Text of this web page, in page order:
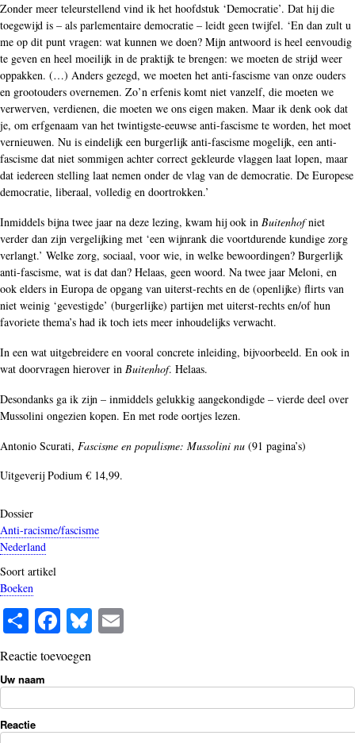
Zonder meer teleurstellend vind ik het hoofdstuk ‘Democratie’. Dat hij die
toegewijd is – als parlementaire democratie – leidt geen twijfel. ‘En dan zult u
me op dit punt vragen: wat kunnen we doen? Mijn antwoord is heel eenvoudig
te geven en heel moeilijk in de praktijk te brengen: we moeten de strijd weer
oppakken. (…) Anders gezegd, we moeten het anti-fascisme van onze ouders
en grootouders overnemen. Zo’n erfenis komt niet vanzelf, die moeten we
verwerven, verdienen, die moeten we ons eigen maken. Maar ik denk ook dat
je, om erfgenaam van het twintigste-eeuwse anti-fascisme te worden, het moet
vernieuwen. Nu is eindelijk een burgerlijk anti-fascisme mogelijk, een anti-
fascisme dat niet sommigen achter correct gekleurde vlaggen laat lopen, maar
dat iedereen stelling laat nemen onder de vlag van de democratie. De Europese
democratie, liberaal, volledig en doortrokken.’
Inmiddels bijna twee jaar na deze lezing, kwam hij ook in Buitenhofniet
verder dan zijn vergelijking met ‘een wijnrank die voortdurende kundige zorg
verlangt.’ Welke zorg, sociaal, voor wie, in welke bewoordingen? Burgerlijk
anti-fascisme, wat is dat dan? Helaas, geen woord. Na twee jaar Meloni, en
ook elders in Europa de opgang van uiterst-rechts en de (openlijke) flirts van
niet weinig ‘gevestigde’ (burgerlijke) partijen met uiterst-rechts en/of hun
favoriete thema’s had ik toch iets meer inhoudelijks verwacht.
In een wat uitgebreidere en vooral concrete inleiding, bijvoorbeeld. En ook in
wat doorvragen hierover in Buitenhof. Helaas.
Desondanks ga ik zijn – inmiddels gelukkig aangekondigde – vierde deel over
Mussolini ongezien kopen. En met rode oortjes lezen.
Antonio Scurati, Fascisme en populisme: Mussolini nu (91 pagina’s)
Uitgeverij Podium € 14,99.
Dossier
Anti-racisme/fascisme
Nederland
Soort artikel
Boeken
S
ha
re
Fa
ce
bo
ok
Bl
ue
y
Reactie toevoegen
Uw naam
Reactie